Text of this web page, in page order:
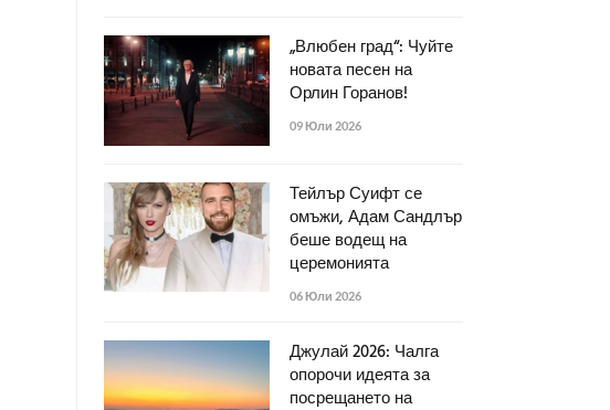
„Влюбен град“: Чуйте
новата песен на
Орлин Горанов!
09 Юли 2026
Тейлър Суифт се
омъжи, Адам Сандлър
беше водещ на
церемонията
06 Юли 2026
Джулай 2026: Чалга
опорочи идеята за
посрещането на